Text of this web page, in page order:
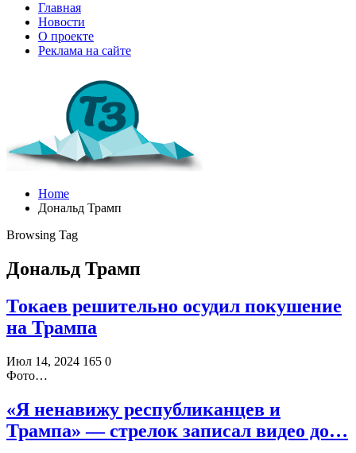
Главная
Новости
О проекте
Реклама на сайте
Home
Дональд Трамп
Browsing Tag
Дональд Трамп
Токаев решительно осудил покушение
на Трампа
Июл 14, 2024 165 0
Фото…
«Я ненавижу республиканцев и
Трампа» — стрелок записал видео до…